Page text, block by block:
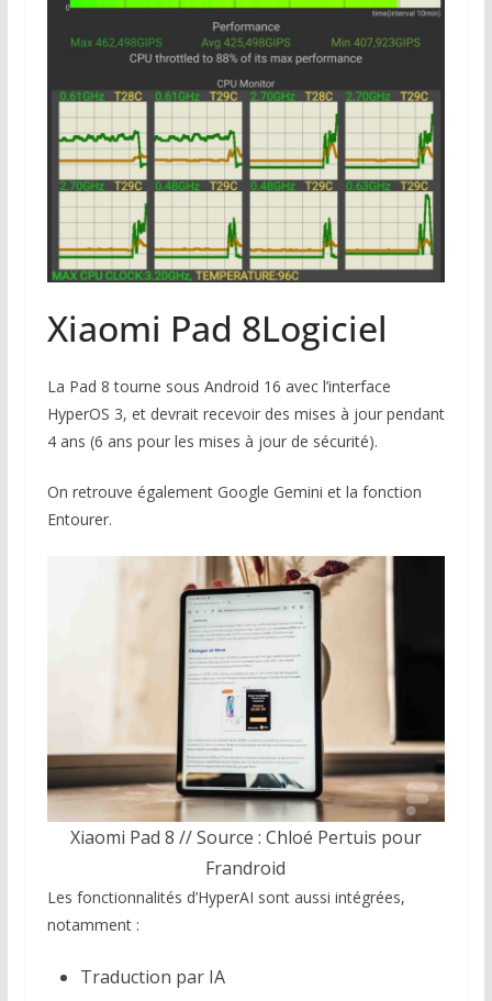
Xiaomi Pad 8Logiciel
La Pad 8 tourne sous Android 16 avec l’interface
HyperOS 3, et devrait recevoir des mises à jour pendant
4 ans (6 ans pour les mises à jour de sécurité).
On retrouve également Google Gemini et la fonction
Entourer.
Xiaomi Pad 8 // Source : Chloé Pertuis pour
Frandroid
Les fonctionnalités d’HyperAI sont aussi intégrées,
notamment :
Traduction par IA